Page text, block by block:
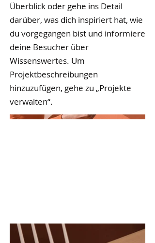
Überblick oder gehe ins Detail
darüber, was dich inspiriert hat, wie
du vorgegangen bist und informiere
deine Besucher über
Wissenswertes. Um
Projektbeschreibungen
hinzuzufügen, gehe zu „Projekte
verwalten“.